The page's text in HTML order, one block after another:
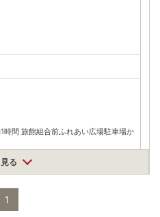
時間 旅館組合前ふれあい広場駐車場か
る
1